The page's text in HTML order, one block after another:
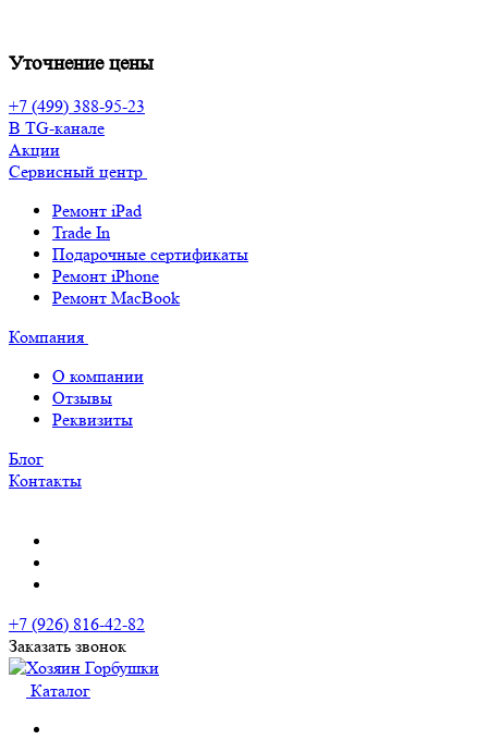
Уточнение цены
+7 (499) 388-95-23
В TG-канале
Акции
Сервисный центр
Ремонт iPad
Trade In
Подарочные сертификаты
Ремонт iPhone
Ремонт MacBook
Компания
О компании
Отзывы
Реквизиты
Блог
Контакты
+7 (926) 816-42-82
Заказать звонок
Каталог